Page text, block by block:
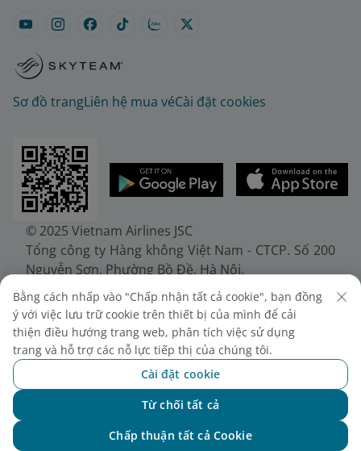
Sơ đồ trangLiên hệ mua véCài đặt cookies
© 2025 Vietnam Airlines JSC
Tổng công ty Hàng không Việt Nam - CTCP. Số 200
Nguyễn Sơn, Phường Bồ Đề, Hà Nội.
Điện thoại: (+84-24) 38272289. Fax: (+84-24)
38722375
Giấy chứng nhận đăng ký doanh nghiệp, mã số
doanh nghiệp 0100107518, đăng ký lần đầu ngày
30/6/2010, đăng ký thay đổi lần thứ 10 ngày
24/7/2025, cấp bởi Sở Tài chính Thành phố Hà Nội.
Bằng cách nhấp vào "Chấp nhận tất cả cookie", bạn đồng
ý với việc lưu trữ cookie trên thiết bị của mình để cải
thiện điều hướng trang web, phân tích việc sử dụng
trang và hỗ trợ các nỗ lực tiếp thị của chúng tôi.
Cài đặt cookie
Từ chối tất cả
Chấp thuận tất cả Cookie